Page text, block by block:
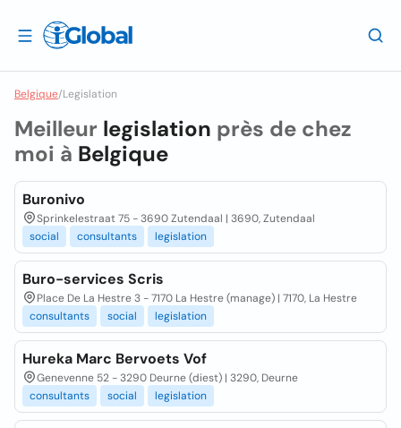
Belgique/Legislation
Meilleur legislation près de chez
moi à Belgique
Buronivo
Sprinkelestraat 75 - 3690 Zutendaal | 3690, Zutendaal
social
consultants legislation
Buro-services Scris
Place De La Hestre 3 - 7170 La Hestre (manage) | 7170, La Hestre
consultants
social legislation
Hureka Marc Bervoets Vof
Genevenne 52 - 3290 Deurne (diest) | 3290, Deurne
consultants
social legislation